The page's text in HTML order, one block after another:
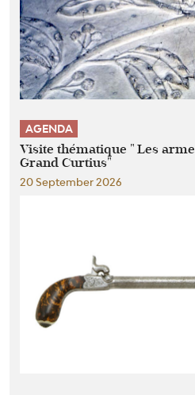
AGENDA
Visite thématique " Les
Grand Curtius"
20 September 2026